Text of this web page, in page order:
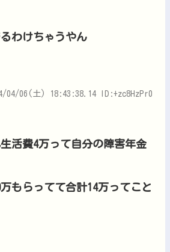
わけちゃうやん
04/06(土) 18:43:38.14 ID:+zc8HzPr0
活費4万って自分の障害年金
もらってて合計14万ってこと